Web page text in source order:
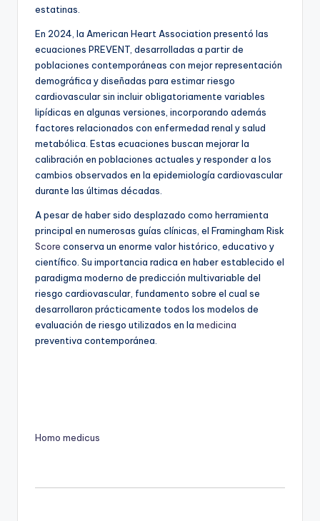
estatinas.
En 2024, la American Heart Association presentó las
ecuaciones PREVENT, desarrolladas a partir de
poblaciones contemporáneas con mejor representación
demográfica y diseñadas para estimar riesgo
cardiovascular sin incluir obligatoriamente variables
lipídicas en algunas versiones, incorporando además
factores relacionados con enfermedad renal y salud
metabólica. Estas ecuaciones buscan mejorar la
calibración en poblaciones actuales y responder a los
cambios observados en la epidemiología cardiovascular
durante las últimas décadas.
A pesar de haber sido desplazado como herramienta
principal en numerosas guías clínicas, el Framingham Risk
Score conserva un enorme valor histórico, educativo y
científico. Su importancia radica en haber establecido el
paradigma moderno de predicción multivariable del
riesgo cardiovascular, fundamento sobre el cual se
desarrollaron prácticamente todos los modelos de
evaluación de riesgo utilizados en la medicina
preventiva contemporánea.
Homo medicus